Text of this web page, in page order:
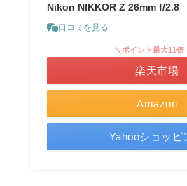
Nikon NIKKOR Z 26mm f/2.8
口コミを見る
Amazon
＼ポイント最大11倍
楽天市場
Yahooショッピ